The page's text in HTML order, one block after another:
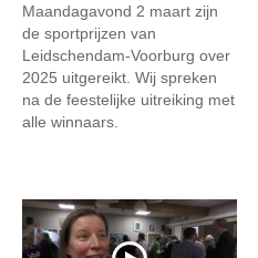
Maandagavond 2 maart zijn
de sportprijzen van
Leidschendam-Voorburg over
2025 uitgereikt. Wij spreken
na de feestelijke uitreiking met
alle winnaars.